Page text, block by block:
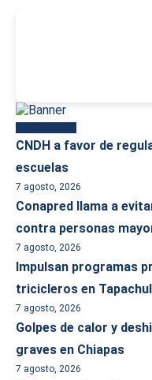
CNDH a favor de
escuelas
7 agosto, 2026
Conapred llama a
contra personas
7 agosto, 2026
Impulsan programas
tricicleros en
7 agosto, 2026
Golpes de calor y
graves en Chiapas
7 agosto, 2026